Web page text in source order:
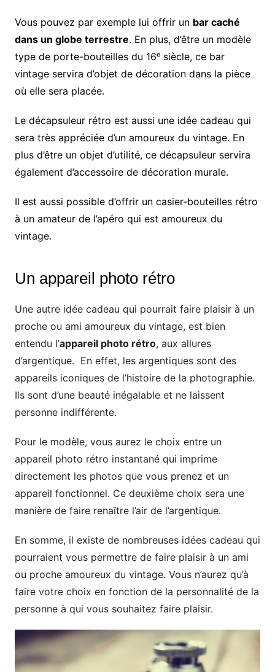
Vous pouvez par exemple lui offrir un bar caché
dans un globe terrestre. En plus, d’être un modèle
type de porte-bouteilles du 16ᵉ siècle, ce bar
vintage servira d’objet de décoration dans la pièce
où elle sera placée.
Le décapsuleur rétro est aussi une idée cadeau qui
sera très appréciée d’un amoureux du vintage. En
plus d’être un objet d’utilité, ce décapsuleur servira
également d’accessoire de décoration murale.
Il est aussi possible d’offrir un casier-bouteilles rétro
à un amateur de l’apéro qui est amoureux du
vintage.
Un appareil photo rétro
Une autre idée cadeau qui pourrait faire plaisir à un
proche ou ami amoureux du vintage, est bien
entendu l’appareil photo rétro, aux allures
d’argentique. En effet, les argentiques sont des
appareils iconiques de l’histoire de la photographie.
Ils sont d’une beauté inégalable et ne laissent
personne indifférente.
Pour le modèle, vous aurez le choix entre un
appareil photo rétro instantané qui imprime
directement les photos que vous prenez et un
appareil fonctionnel. Ce deuxième choix sera une
manière de faire renaître l’air de l’argentique.
En somme, il existe de nombreuses idées cadeau qui
pourraient vous permettre de faire plaisir à un ami
ou proche amoureux du vintage. Vous n’aurez qu’à
faire votre choix en fonction de la personnalité de la
personne à qui vous souhaitez faire plaisir.